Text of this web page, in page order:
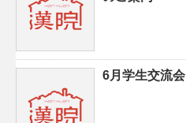
6月学生交流会